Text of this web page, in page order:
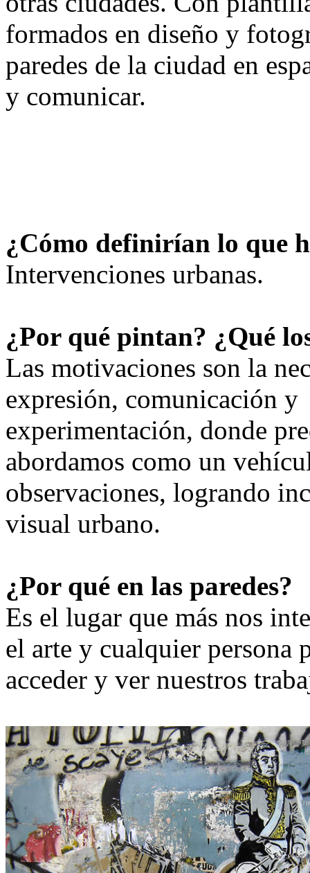
formados en diseño y
paredes de la ciudad en
y comunicar.
¿Cómo definirían lo que
Intervenciones urbanas.
¿Por qué pintan? ¿Qué
Las motivaciones son la
expresión, comunicación y
experimentación, donde
abordamos como un
observaciones, logrando
visual urbano.
¿Por qué en las paredes?
Es el lugar que más nos
el arte y cualquier persona
acceder y ver nuestros